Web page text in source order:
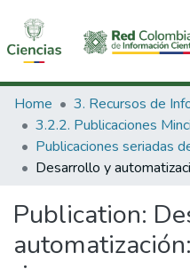
Communities & Collections
All of DSpace
Statistics
Home
Publication: